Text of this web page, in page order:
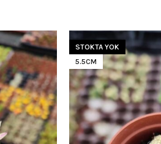
STOKTA YOK
5.5CM